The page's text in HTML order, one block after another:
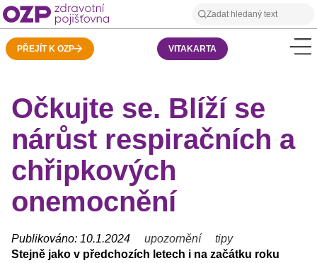
PŘEJÍT K OZP VITAKARTA
Očkujte se. Blíží se
nárůst respiračních a
chřipkových
onemocnění
Publikováno: 10.1.2024 upozornění
tipy
Stejně jako v předchozích letech i na začátku roku